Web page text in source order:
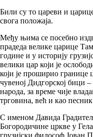
Били су то цареви и
свога положаја.
Међу њима се посебно
прадеда велике царице
године и у историју
велики цар који је
који је проширио границе
чувеној Дидгорској бици
народа, за време чије
трговина, већ и као
С именом Давида
Богородичине цркве у
грузијски философ Јован